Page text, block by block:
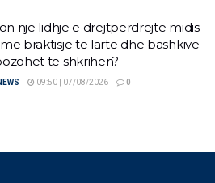
një lidhje e drejtpërdrejtë midis
braktisje të lartë dhe bashkive
të shkrihen?
09:50 | 07/08/2026 0